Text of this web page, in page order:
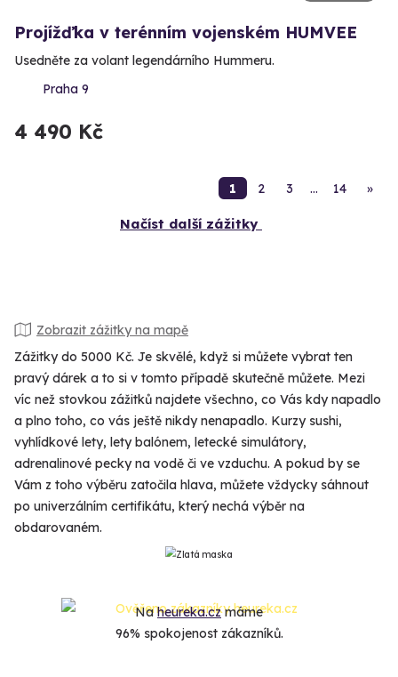
Projížďka v terénním vojenském HUMVEE
Usedněte za volant legendárního Hummeru.
Praha 9
4 490 Kč
1 2 3 … 14 »
Načíst další zážitky
Zobrazit zážitky na mapě
Zážitky do 5000 Kč. Je skvělé, když si můžete vybrat ten
pravý dárek a to si v tomto případě skutečně můžete. Mezi
víc než stovkou zážitků najdete všechno, co Vás kdy napadlo
a plno toho, co vás ještě nikdy nenapadlo. Kurzy sushi,
vyhlídkové lety, lety balónem, letecké simulátory,
adrenalinové pecky na vodě či ve vzduchu. A pokud by se
Vám z toho výběru zatočila hlava, můžete vždycky sáhnout
po univerzálním certifikátu, který nechá výběr na
obdarovaném.
Naheureka.czmáme
96% spokojenost zákazníků.